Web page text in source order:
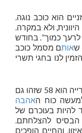
הוא כוכב נוגה.
היוונית, ולא במקרה.
כמוך”. בחודש
שאותם מסמל כוכב
לנו בחגי תשרי
, וערכה בגימטרייה הוא 58 שזהו גם
כוח האהבה
להיות בעוכרם של
הבסיס להצלחתם.
והחיים הופכים